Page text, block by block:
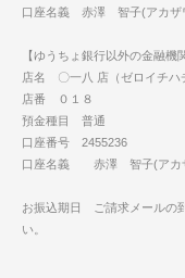
口座名義 赤澤 智子(アカザ
【ゆうちょ銀行以外の金融機
店名 〇一八 店（ゼロイチハ
店番 ０１８
預金種目 普通
口座番号 2455236
口座名義 赤澤 智子(アカ
お振込期日 ご請求メールの
い。